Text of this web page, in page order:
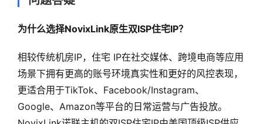
为什么选择NovixLink原生双ISP住宅IP？
相较传统机房IP，住宅 IP在社交媒体、跨境电商等应用
场景下拥有更高的账号环境真实性和更好的风控表现，
更适合用于TikTok、Facebook/Instagram、
Google、Amazon等平台的日常运营与广告投放。